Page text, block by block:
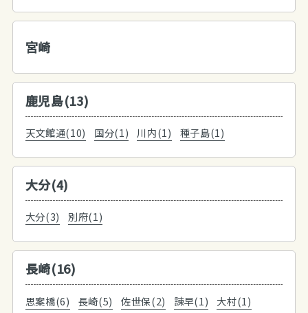
宮崎
鹿児島(13)
天文館通(10) 国分(1) 川内(1) 種子島(1)
大分(4)
大分(3) 別府(1)
長崎(16)
思案橋(6) 長崎(5) 佐世保(2) 諫早(1)
大村(1)